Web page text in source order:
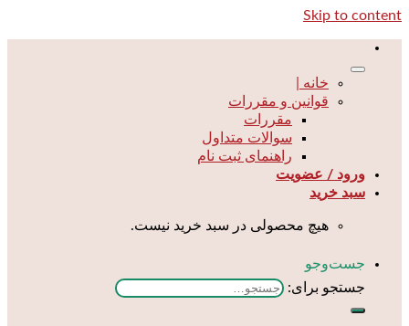
Skip to content
خانه |
قوانین و مقررات
مقررات
سوالات متداول
راهنمای ثبت نام
ورود / عضویت
سبد خرید
هیچ محصولی در سبد خرید نیست.
جست‌و‌جو
جستجو برای: